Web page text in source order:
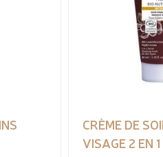
CRÈME DE
VISAGE 2 EN 1